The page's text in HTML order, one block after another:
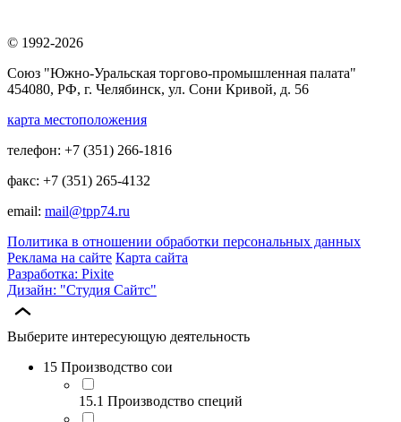
© 1992-2026
Союз "Южно-Уральская торгово-промышленная палата"
454080, РФ, г. Челябинск, ул. Сони Кривой, д. 56
карта местоположения
телефон: +7 (351) 266-1816
факс: +7 (351) 265-4132
email: mail@tpp74.ru
Политика в отношении обработки персональных данных
Реклама на сайте Карта сайта
Разработка: Pixite
Дизайн: "Студия Сайтс"
Выберите интересующую деятельность
15 Производство сои
15.1 Производство специй